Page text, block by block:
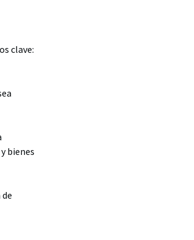
clave:
bienes